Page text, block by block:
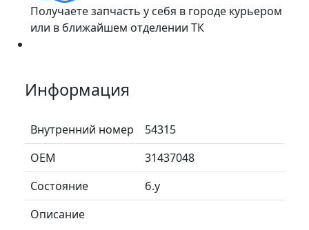
Получаете запчасть у себя в городе курьером
или в ближайшем отделении ТК
Информация
Внутренний номер
54315
ОЕМ
31437048
Состояние
б.у
Описание